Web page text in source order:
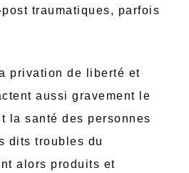
traumatiques, parfois
privation de liberté et
aussi gravement le
la santé des personnes
dits troubles du
alors produits et